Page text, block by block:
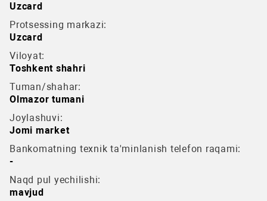
Uzcard
Protsessing markazi:
Uzcard
Viloyat:
Toshkent shahri
Tuman/shahar:
Olmazor tumani
Joylashuvi:
Jomi market
Bankomatning texnik ta'minlanish telefon raqami:
-
Naqd pul yechilishi:
mavjud